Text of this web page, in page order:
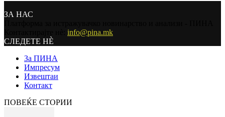
ЗА НАС
info@pina.mk
СЛЕДЕТЕ НЀ
За ПИНА
Импресум
Извештаи
Контакт
ПОВЕЌЕ СТОРИИ